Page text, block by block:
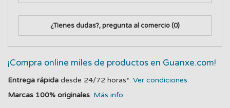
¿Tienes dudas?, pregunta al comercio(0)
¡Compra online miles de productos en Guanxe.com!
Entrega rápida desde 24/72 horas*. Ver condiciones.
Marcas 100% originales. Más info.